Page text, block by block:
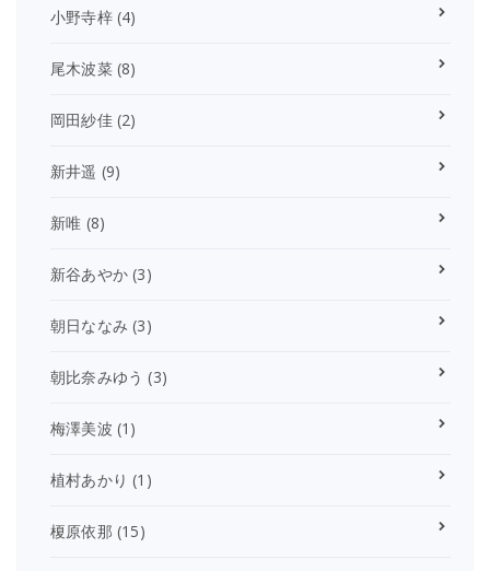
小野寺梓(4)
尾木波菜(8)
岡田紗佳(2)
新井遥 (9)
新唯 (8)
新谷あやか (3)
朝日ななみ (3)
朝比奈みゆう (3)
梅澤美波 (1)
植村あかり (1)
榎原依那 (15)